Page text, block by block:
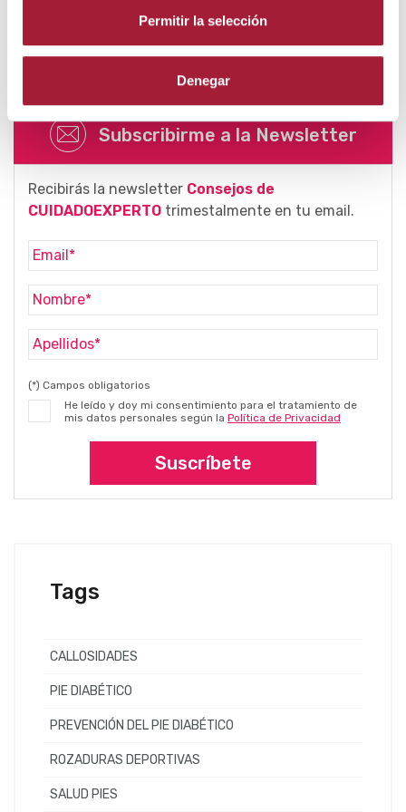
Permitir la selección
Denegar
Compartir:
Subscribirme a la Newsletter
Recibirás la newsletter Consejos de
CUIDADOEXPERTO trimestalmente en tu email.
(*) Campos obligatorios
He leído y doy mi consentimiento para el tratamiento de
mis datos personales según la Política de Privacidad
Suscríbete
Tags
CALLOSIDADES
PIE DIABÉTICO
PREVENCIÓN DEL PIE DIABÉTICO
ROZADURAS DEPORTIVAS
SALUD PIES